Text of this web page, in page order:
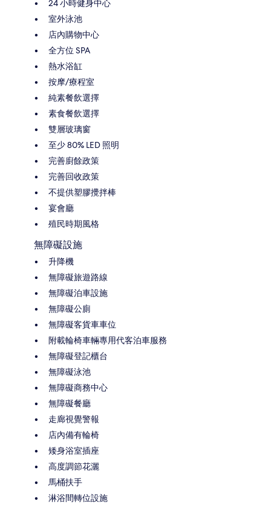
24 小時健身中心
室外泳池
店內購物中心
全方位 SPA
熱水浴缸
按摩/療程室
純素餐飲選擇
素食餐飲選擇
雙層玻璃窗
至少 80% LED 照明
完善廚餘政策
完善回收政策
不提供塑膠攪拌棒
宴會廳
殖民時期風格
無障礙設施
升降機
無障礙旅遊路線
無障礙泊車設施
無障礙公廁
無障礙客貨車車位
附載輪椅車輛專用代客泊車服務
無障礙登記櫃台
無障礙泳池
無障礙商務中心
無障礙餐廳
走廊視覺警報
店內備有輪椅
矮身浴室插座
高度調節花灑
馬桶扶手
淋浴間轉位設施